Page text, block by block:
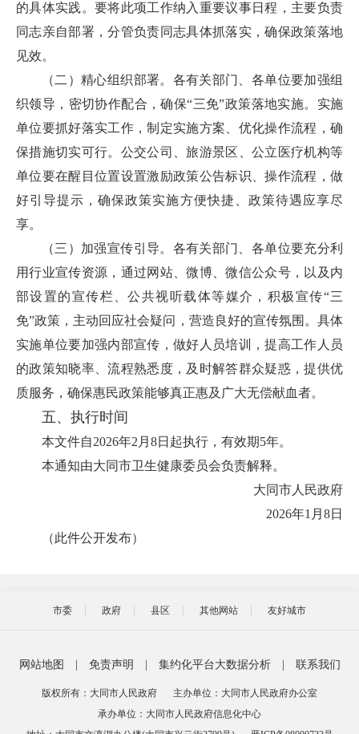
的具体实践。要将此项工作纳入重要议事日程，主要负责
同志亲自部署，分管负责同志具体抓落实，确保政策落地
见效。
（二）精心组织部署。各有关部门、各单位要加强组
织领导，密切协作配合，确保“三免”政策落地实施。实施
单位要抓好落实工作，制定实施方案、优化操作流程，确
保措施切实可行。公交公司、旅游景区、公立医疗机构等
单位要在醒目位置设置激励政策公告标识、操作流程，做
好引导提示，确保政策实施方便快捷、政策待遇应享尽
享。
（三）加强宣传引导。各有关部门、各单位要充分利
用行业宣传资源，通过网站、微博、微信公众号，以及内
部设置的宣传栏、公共视听载体等媒介，积极宣传“三
免”政策，主动回应社会疑问，营造良好的宣传氛围。具体
实施单位要加强内部宣传，做好人员培训，提高工作人员
的政策知晓率、流程熟悉度，及时解答群众疑惑，提供优
质服务，确保惠民政策能够真正惠及广大无偿献血者。
五、执行时间
本文件自2026年2月8日起执行，有效期5年。
本通知由大同市卫生健康委员会负责解释。
大同市人民政府
2026年1月8日
（此件公开发布）
市委 政府 县区 其他网站 友好城市
网站地图 免责声明 集约化平台大数据分析 联系我们
版权所有：大同市人民政府
主办单位：大同市人民政府办公室
承办单位：大同市人民政府信息化中心